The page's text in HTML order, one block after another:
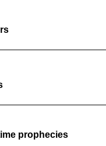
prophecies